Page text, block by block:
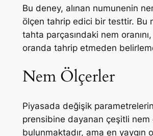
Bu deney, alınan numunenin
ölçen tahrip edici bir testtir. Bu
tahta parçasındaki nem
oranda tahrip etmeden
Nem Ölçerler
Piyasada değişik
prensibine dayanan çeşitli nem
bulunmaktadır, ama en yaygın